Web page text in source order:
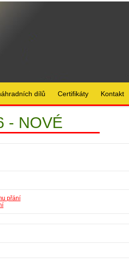
dílů Certifikáty Kontakt
- NOVÉ
přání